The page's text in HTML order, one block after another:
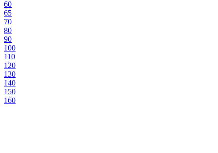
60
65
70
80
90
100
110
120
130
140
150
160